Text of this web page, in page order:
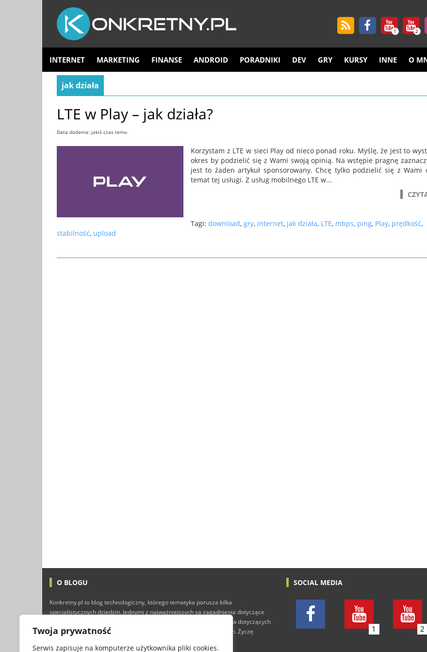
Twoja prywatność
Serwis zapisuje na komputerze użytkownika pliki cookies.
1 2
INTERNET MARKETING FINANSE ANDROID PORADNIKI DEV GRY KURSY INNE O
jak działa
LTE w Play – jak działa?
Data dodania: jakiś czas temu
Korzystam z LTE w sieci Play od nieco ponad roku. Myślę, że jest to
okres by podzielić się z Wami swoją opinią. Na wstępie pragnę
jest to żaden artykuł sponsorowany. Chcę tylko podzielić się z Wami
temat tej usługi. Z usług mobilnego LTE w...
Tagi: download, gry, internet, jak działa, LTE, mbps, ping, Play, prędkość,
stabilność, upload
O BLOGU
Konkretny.pl to blog technologiczny, którego tematyka porusza kilka
specjalistycznych dziedzin. Jednymi z najważniejszych są zagadnienia dotyczące
technologii i Internetu, ale nie brakuje tutaj również typowych tekstów dotyczących
finansów, marketingu, programowania, a nawet gier komputerowych. Życzę
SOCIAL MEDIA
1 2